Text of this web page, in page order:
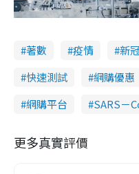
著數 疫情 新
快速測試
網購優惠
網購平台
SARS－
更多真實評價